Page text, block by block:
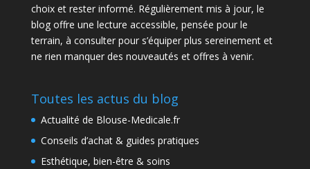
choix et rester informé. Régulièrement mis à jour, le
blog offre une lecture accessible, pensée pour le
terrain, à consulter pour s’équiper plus sereinement et
ne rien manquer des nouveautés et offres à venir.
Toutes les actus du blog
Actualité de Blouse-Medicale.fr
Conseils d’achat & guides pratiques
Esthétique, bien-être & soins